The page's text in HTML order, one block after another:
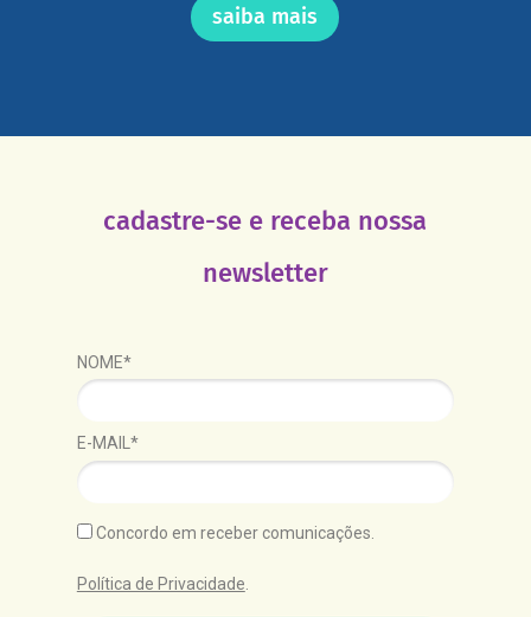
saiba mais
cadastre-se e receba nossa
newsletter
NOME*
E-MAIL*
Concordo em receber comunicações.
Política de Privacidade